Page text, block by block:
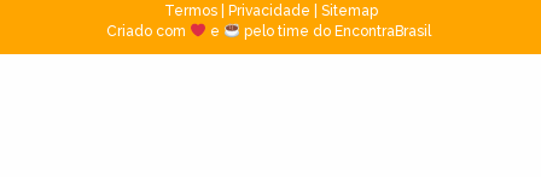
Termos| Privacidade
Sitemap
Criado com
e pelo time do EncontraBrasil